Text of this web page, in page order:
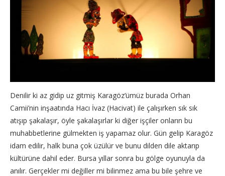
Denilir ki az gidip uz gitmiş Karagöz’ümüz burada Orhan
Camii’nin inşaatında Hacı İvaz (Hacivat) ile çalışırken sık sık
atışıp şakalaşır, öyle şakalaşırlar ki diğer işçiler onların bu
muhabbetlerine gülmekten iş yapamaz olur. Gün gelip Karagöz
idam edilir, halk buna çok üzülür ve bunu dilden dile aktarıp
kültürüne dahil eder. Bursa yıllar sonra bu gölge oyunuyla da
anılır. Gerçekler mi değiller mi bilinmez ama bu bile şehre ve